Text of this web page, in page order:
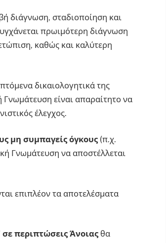
διάγνωση, σταδιοποίηση και
πρωιμότερη διάγνωση
καθώς και καλύτερη
δικαιολογητικά της
Γνωμάτευση είναι απαραίτητο να
έλεγχος.
μη συμπαγείς όγκους (π.χ.
Γνωμάτευση να αποστέλλεται
επιπλέον τα αποτελέσματα
περιπτώσεις Άνοιας θα